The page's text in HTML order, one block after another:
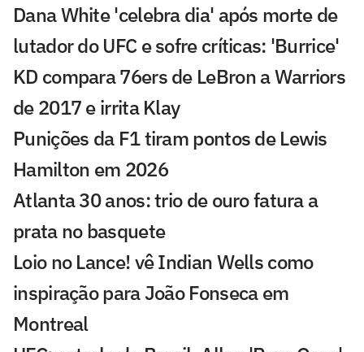
Dana White 'celebra dia' após morte de
lutador do UFC e sofre críticas: 'Burrice'
KD compara 76ers de LeBron a Warriors
de 2017 e irrita Klay
Punições da F1 tiram pontos de Lewis
Hamilton em 2026
Atlanta 30 anos: trio de ouro fatura a
prata no basquete
Loio no Lance! vê Indian Wells como
inspiração para João Fonseca em
Montreal